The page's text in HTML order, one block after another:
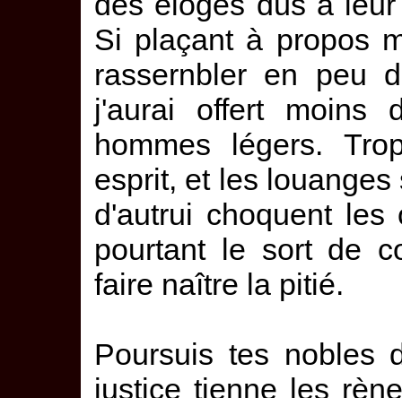
Si plaçant à propos
rassernbler en peu
j'aurai offert moins
hommes légers.
esprit, et les
d'autrui choquent les
pourtant le sort de
faire naître la pitié.
Poursuis tes nobles
justice tienne les